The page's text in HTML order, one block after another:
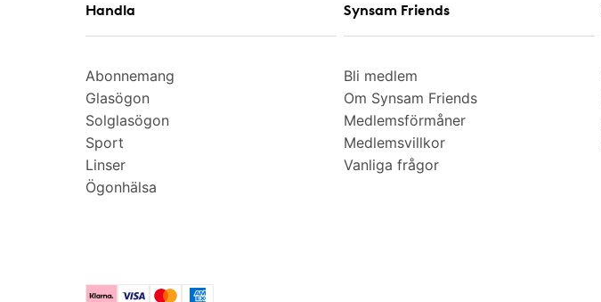
Handla
Abonnemang
Glasögon
Solglasögon
Sport
Linser
Ögonhälsa
Synsam Friends
Bli medlem
Om Synsam Friends
Medlemsförmåner
Medlemsvillkor
Vanliga frågor
KlarnaVisa MastercardAmerican Express